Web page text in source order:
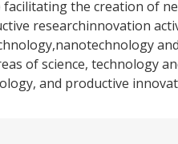
facilitating the creation of
researchinnovation
of science, technology
and productive